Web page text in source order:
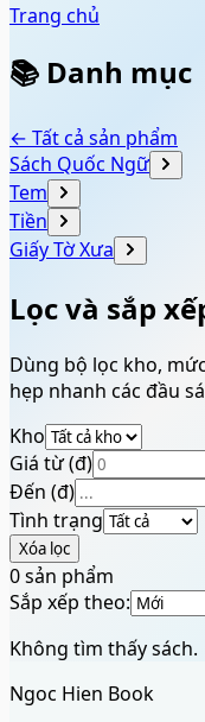
Trang chủ
📚 Danh mục
← Tất cả sản phẩm
Sách Quốc Ngữ
Tem
Tiền
Giấy Tờ Xưa
Lọc và sắp
Dùng bộ lọc kho,
hẹp nhanh các đầu
Kho
Giá từ (đ)
Đến (đ)
Tình trạng
Xóa lọc
0sản phẩm
Sắp xếp theo:
Không tìm thấy sách.
Ngoc Hien Book